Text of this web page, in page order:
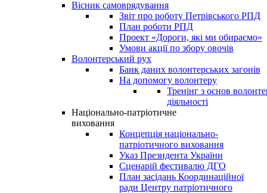
Вісник самоврядування
Звіт про роботу Петрівського РПД
План роботи РПД
Проект «Дороги, які ми обираємо»
Умови акції по збору овочів
Волонтерський рух
Банк даних волонтерських загонів
На допомогу волонтеру
Тренінг з основ
діяльності
Національно-патріотичне
виховання
Концепція національно-
патріотичного виховання
Указ Президента України
Сценарій фестивалю ДГО
План засідань Координаційної
ради Центру патріотичного